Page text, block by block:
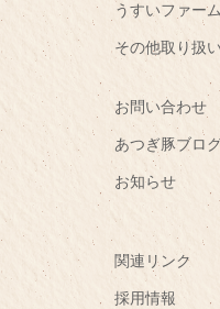
うすいファー
その他取り扱
お問い合わせ
あつぎ豚ブロ
お知らせ
関連リンク
採用情報